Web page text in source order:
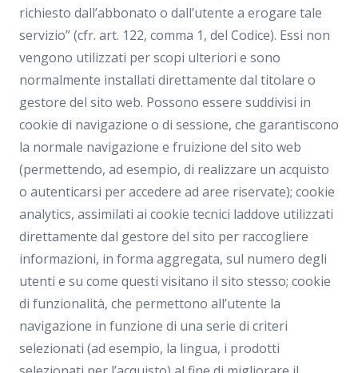
richiesto dall’abbonato o dall’utente a erogare tale
servizio” (cfr. art. 122, comma 1, del Codice). Essi non
vengono utilizzati per scopi ulteriori e sono
normalmente installati direttamente dal titolare o
gestore del sito web. Possono essere suddivisi in
cookie di navigazione o di sessione, che garantiscono
la normale navigazione e fruizione del sito web
(permettendo, ad esempio, di realizzare un acquisto
o autenticarsi per accedere ad aree riservate); cookie
analytics, assimilati ai cookie tecnici laddove utilizzati
direttamente dal gestore del sito per raccogliere
informazioni, in forma aggregata, sul numero degli
utenti e su come questi visitano il sito stesso; cookie
di funzionalità, che permettono all’utente la
navigazione in funzione di una serie di criteri
selezionati (ad esempio, la lingua, i prodotti